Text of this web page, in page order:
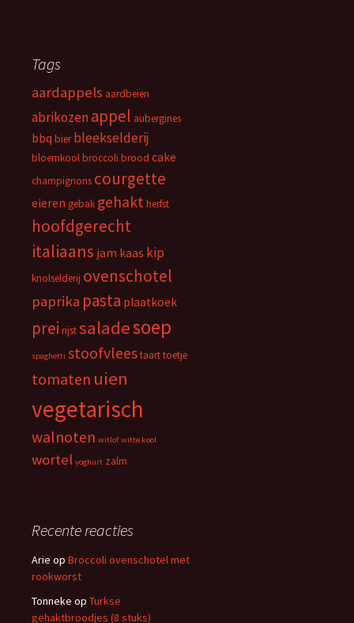
Tags
aardappels aardbeien
abrikozenappel aubergines
bbq bier bleekselderij
bloemkoolbroccoli brood cake
champignons courgette
eieren gebak gehaktherfst
hoofdgerecht
italiaans jam kaas kip
knolselderij ovenschotel
paprika pasta plaatkoek
prei rijstsaladesoep
spaghetti stoofvleestaarttoetje
tomaten uien
vegetarisch
walnoten witlof witte kool
wortel yoghurt zalm
Recente reacties
Arie op Broccoli ovenschotel met
rookworst
Tonneke op Turkse
gehaktbroodjes (8 stuks)